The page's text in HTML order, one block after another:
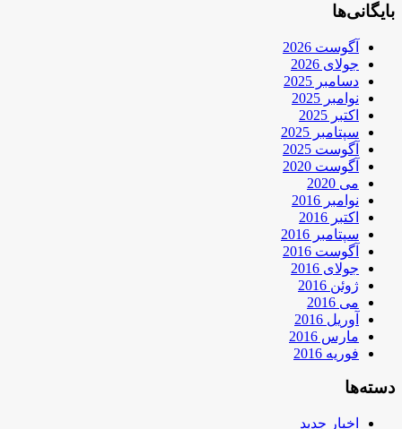
بایگانی‌ها
آگوست 2026
جولای 2026
دسامبر 2025
نوامبر 2025
اکتبر 2025
سپتامبر 2025
آگوست 2025
آگوست 2020
می 2020
نوامبر 2016
اکتبر 2016
سپتامبر 2016
آگوست 2016
جولای 2016
ژوئن 2016
می 2016
آوریل 2016
مارس 2016
فوریه 2016
دسته‌ها
اخبار جدید